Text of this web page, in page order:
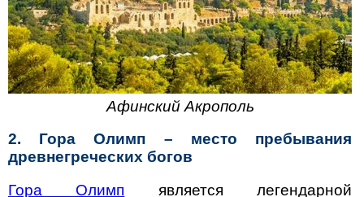
Афинский Акрополь
2. Гора Олимп – место пребывания
древнегреческих богов
Гора Олимп является легендарной